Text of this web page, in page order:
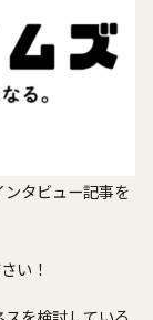
タビュー記事を
い！